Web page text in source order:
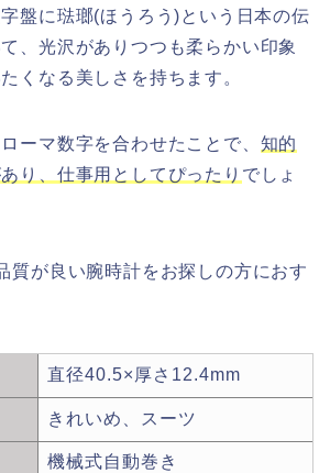
盤に琺瑯(ほうろう)という日本の伝
、光沢がありつつも柔らかい印象
くなる美しさを持ちます。
ーマ数字を合わせたことで、 知的
り、仕事用としてぴったり でしょ
質が良い腕時計をお探しの方におす
直径40.5×厚さ12.4mm
きれいめ、スーツ
機械式自動巻き